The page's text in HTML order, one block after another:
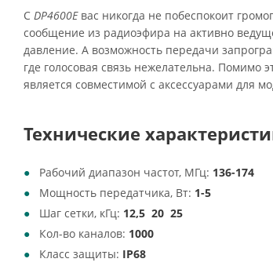
С DP4600Eвас никогда не побеспокоит
сообщение из радиоэфира на активно
давление. А возможность передачи
где голосовая связь нежелательна. Помимо
является совместимой с аксессуарами для
Технические
Рабочий диапазон частот, МГц: 136-174
Мощность передатчика, Вт: 1-5
Шаг сетки, кГц: 12,5 20 25
Кол-во каналов: 1000
Класс защиты: IP68